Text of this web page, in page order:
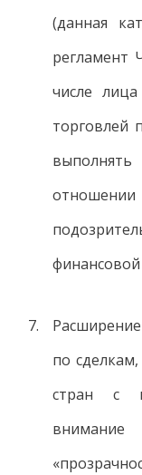
(данная
регламент
числе
торговлей
финансовой
по
стран с